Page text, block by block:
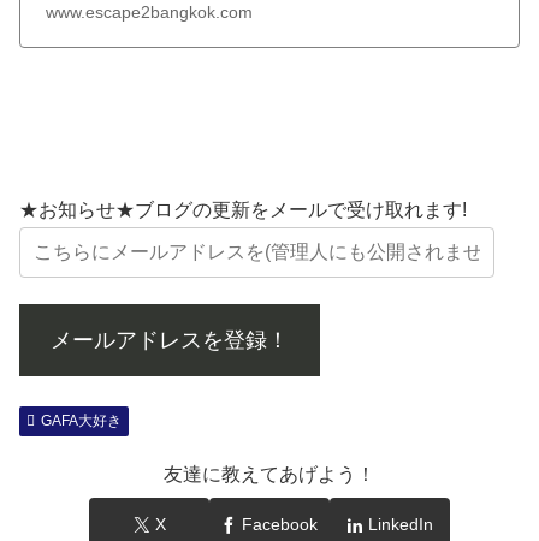
www.escape2bangkok.com
★お知らせ★ブログの更新をメールで受け取れます!
メールアドレスを登録！
GAFA大好き
友達に教えてあげよう！
X Facebook LinkedIn